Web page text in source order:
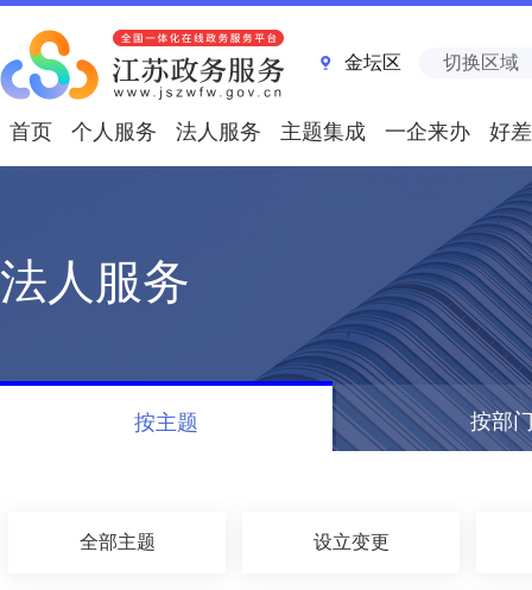
金坛区 切换区域
首页 个人服务 法人服务 主题集成 一企来办 好
法人服务
按主题 按部
全部主题 设立变更